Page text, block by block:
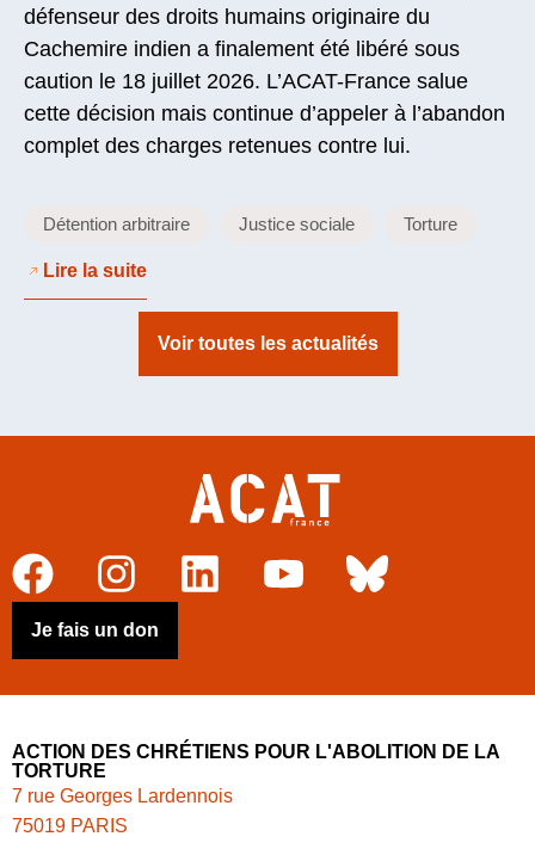
défenseur des droits humains originaire du
Cachemire indien a finalement été libéré sous
caution le 18 juillet 2026. L’ACAT-France salue
cette décision mais continue d’appeler à l’abandon
complet des charges retenues contre lui.
Détention arbitraire Justice sociale Torture
Lire la suite
Voir toutes les actualités
Je fais un don
ACTION DES CHRÉTIENS POUR L'ABOLITION DE LA
TORTURE
7 rue Georges Lardennois
75019 PARIS